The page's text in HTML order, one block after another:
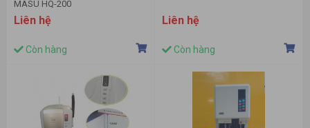
MASU HQ-200
Liên hệ
Còn hàng
Liên hệ
Còn hàng